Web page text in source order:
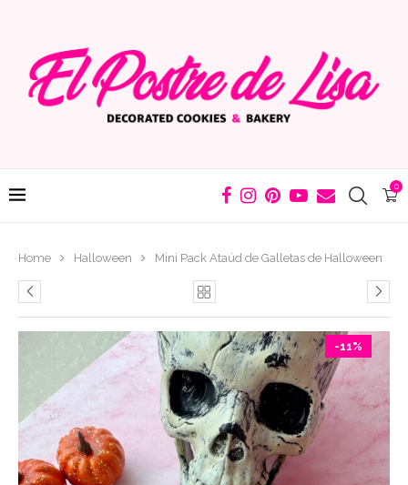
0
Home Halloween Mini Pack Ataúd de Galletas de Halloween
-11%